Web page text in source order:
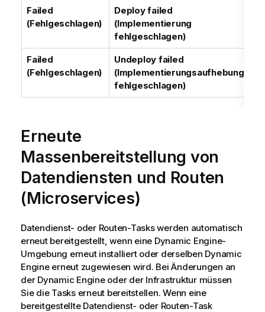
Failed
(Fehlgeschlagen)
Deploy failed
(Implementierung
fehlgeschlagen)
Failed
(Fehlgeschlagen)
Undeploy failed
(Implementierungsaufhebung
fehlgeschlagen)
Erneute
Massenbereitstellung von
Datendiensten und Routen
(Microservices)
Datendienst- oder Routen-Tasks werden automatisch
erneut bereitgestellt, wenn eine Dynamic Engine-
Umgebung erneut installiert oder derselben Dynamic
Engineerneut zugewiesen wird. Bei Änderungen an
der Dynamic Engineoder der Infrastruktur müssen
Sie die Tasks erneut bereitstellen. Wenn eine
bereitgestellte Datendienst- oder Routen-Task